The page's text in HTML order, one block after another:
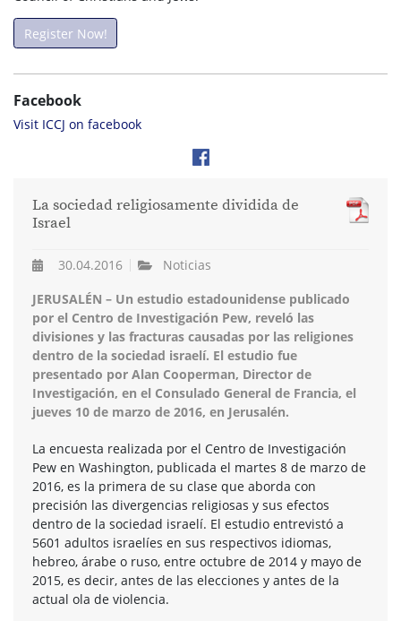
Register Now!
Facebook
Visit ICCJ on facebook
La sociedad religiosamente dividida de
Israel
30.04.2016
Noticias
JERUSALÉN – Un estudio estadounidense publicado
por el Centro de Investigación Pew, reveló las
divisiones y las fracturas causadas por las religiones
dentro de la sociedad israelí. El estudio fue
presentado por Alan Cooperman, Director de
Investigación, en el Consulado General de Francia, el
jueves 10 de marzo de 2016, en Jerusalén.
La encuesta realizada por el Centro de Investigación
Pew en Washington, publicada el martes 8 de marzo de
2016, es la primera de su clase que aborda con
precisión las divergencias religiosas y sus efectos
dentro de la sociedad israelí. El estudio entrevistó a
5601 adultos israelíes en sus respectivos idiomas,
hebreo, árabe o ruso, entre octubre de 2014 y mayo de
2015, es decir, antes de las elecciones y antes de la
actual ola de violencia.